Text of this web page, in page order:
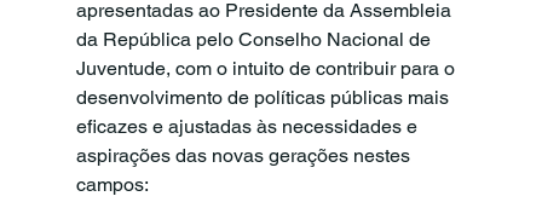
apresentadas ao Presidente da Assembleia
da República pelo Conselho Nacional de
Juventude, com o intuito de contribuir para o
desenvolvimento de políticas públicas mais
eficazes e ajustadas às necessidades e
aspirações das novas gerações nestes
campos: